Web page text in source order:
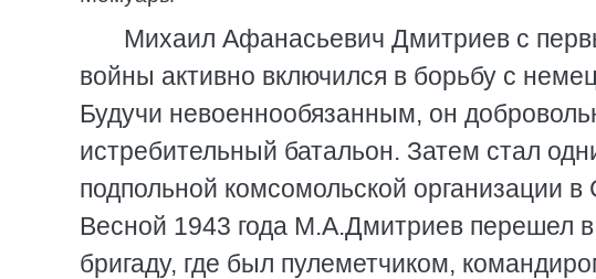
Михаил Афанасьевич Дмитриев с
войны активно включился в борьбу с
Будучи невоеннообязанным, он
истребительный батальон. Затем стал
подпольной комсомольской организации
Весной 1943 года М.А.Дмитриев перешел
бригаду, где был пулеметчиком,